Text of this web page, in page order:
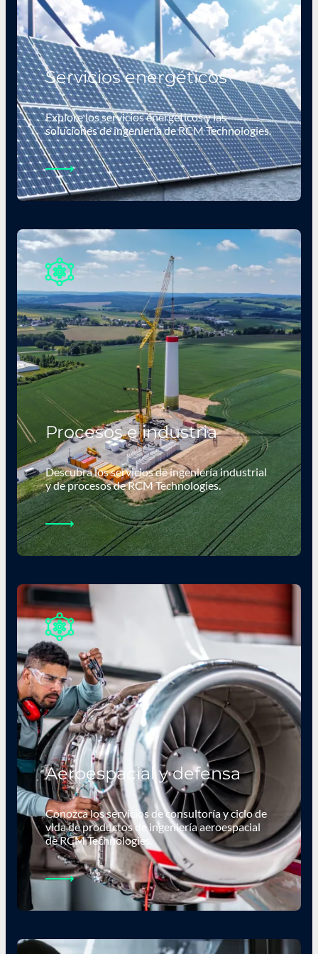
Servicios energéticos
Explore los servicios energéticos y las
soluciones de ingeniería de RCM Technologies.
Procesos e industria
Descubra los servicios de ingeniería industrial
y de procesos de RCM Technologies.
Aeroespacial y defensa
Conozca los servicios de consultoría y ciclo de
vida de productos de ingeniería aeroespacial
de RCM Technologies.